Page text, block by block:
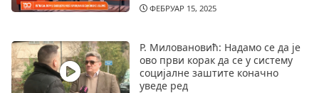
ФЕБРУАР 15, 2025
Р. Миловановић: Надамо се да је
ово први корак да се у систему
социјалне заштите коначно
уведе ред